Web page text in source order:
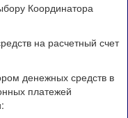
Координатора
на расчетный счет
денежных средств в
платежей